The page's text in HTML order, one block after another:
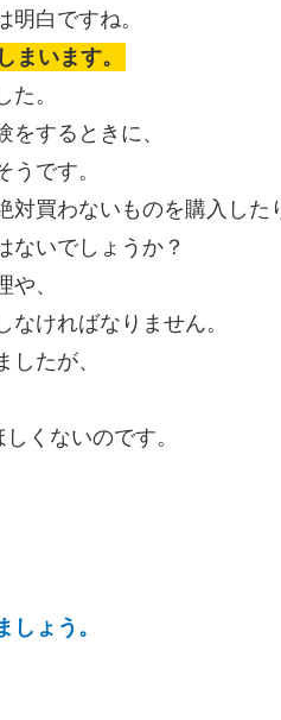
白ですね。
まいます。
。
するときに、
うです。
買わないものを購入した
ないでしょうか？
、
ければなりません。
たが、
くないのです。
ょう。